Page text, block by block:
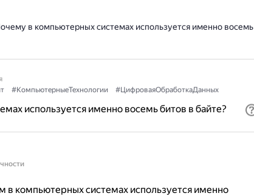
в компьютерных системах используется именно восемь
#КомпьютерныеТехнологии #ЦифроваяОбработкаДанных
используется именно восемь битов в байте?
в компьютерных системах используется именно